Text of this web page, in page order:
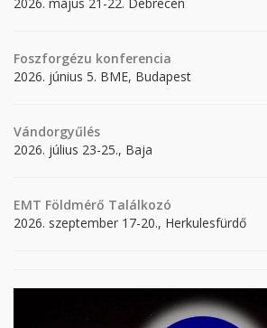
Foszforgézu konferencia
2026. június 5. BME, Budapest
Vándorgyűlés
2026. július 23-25., Baja
EMT Földmérő Találkozó
2026. szeptember 17-20., Herkulesfürdő